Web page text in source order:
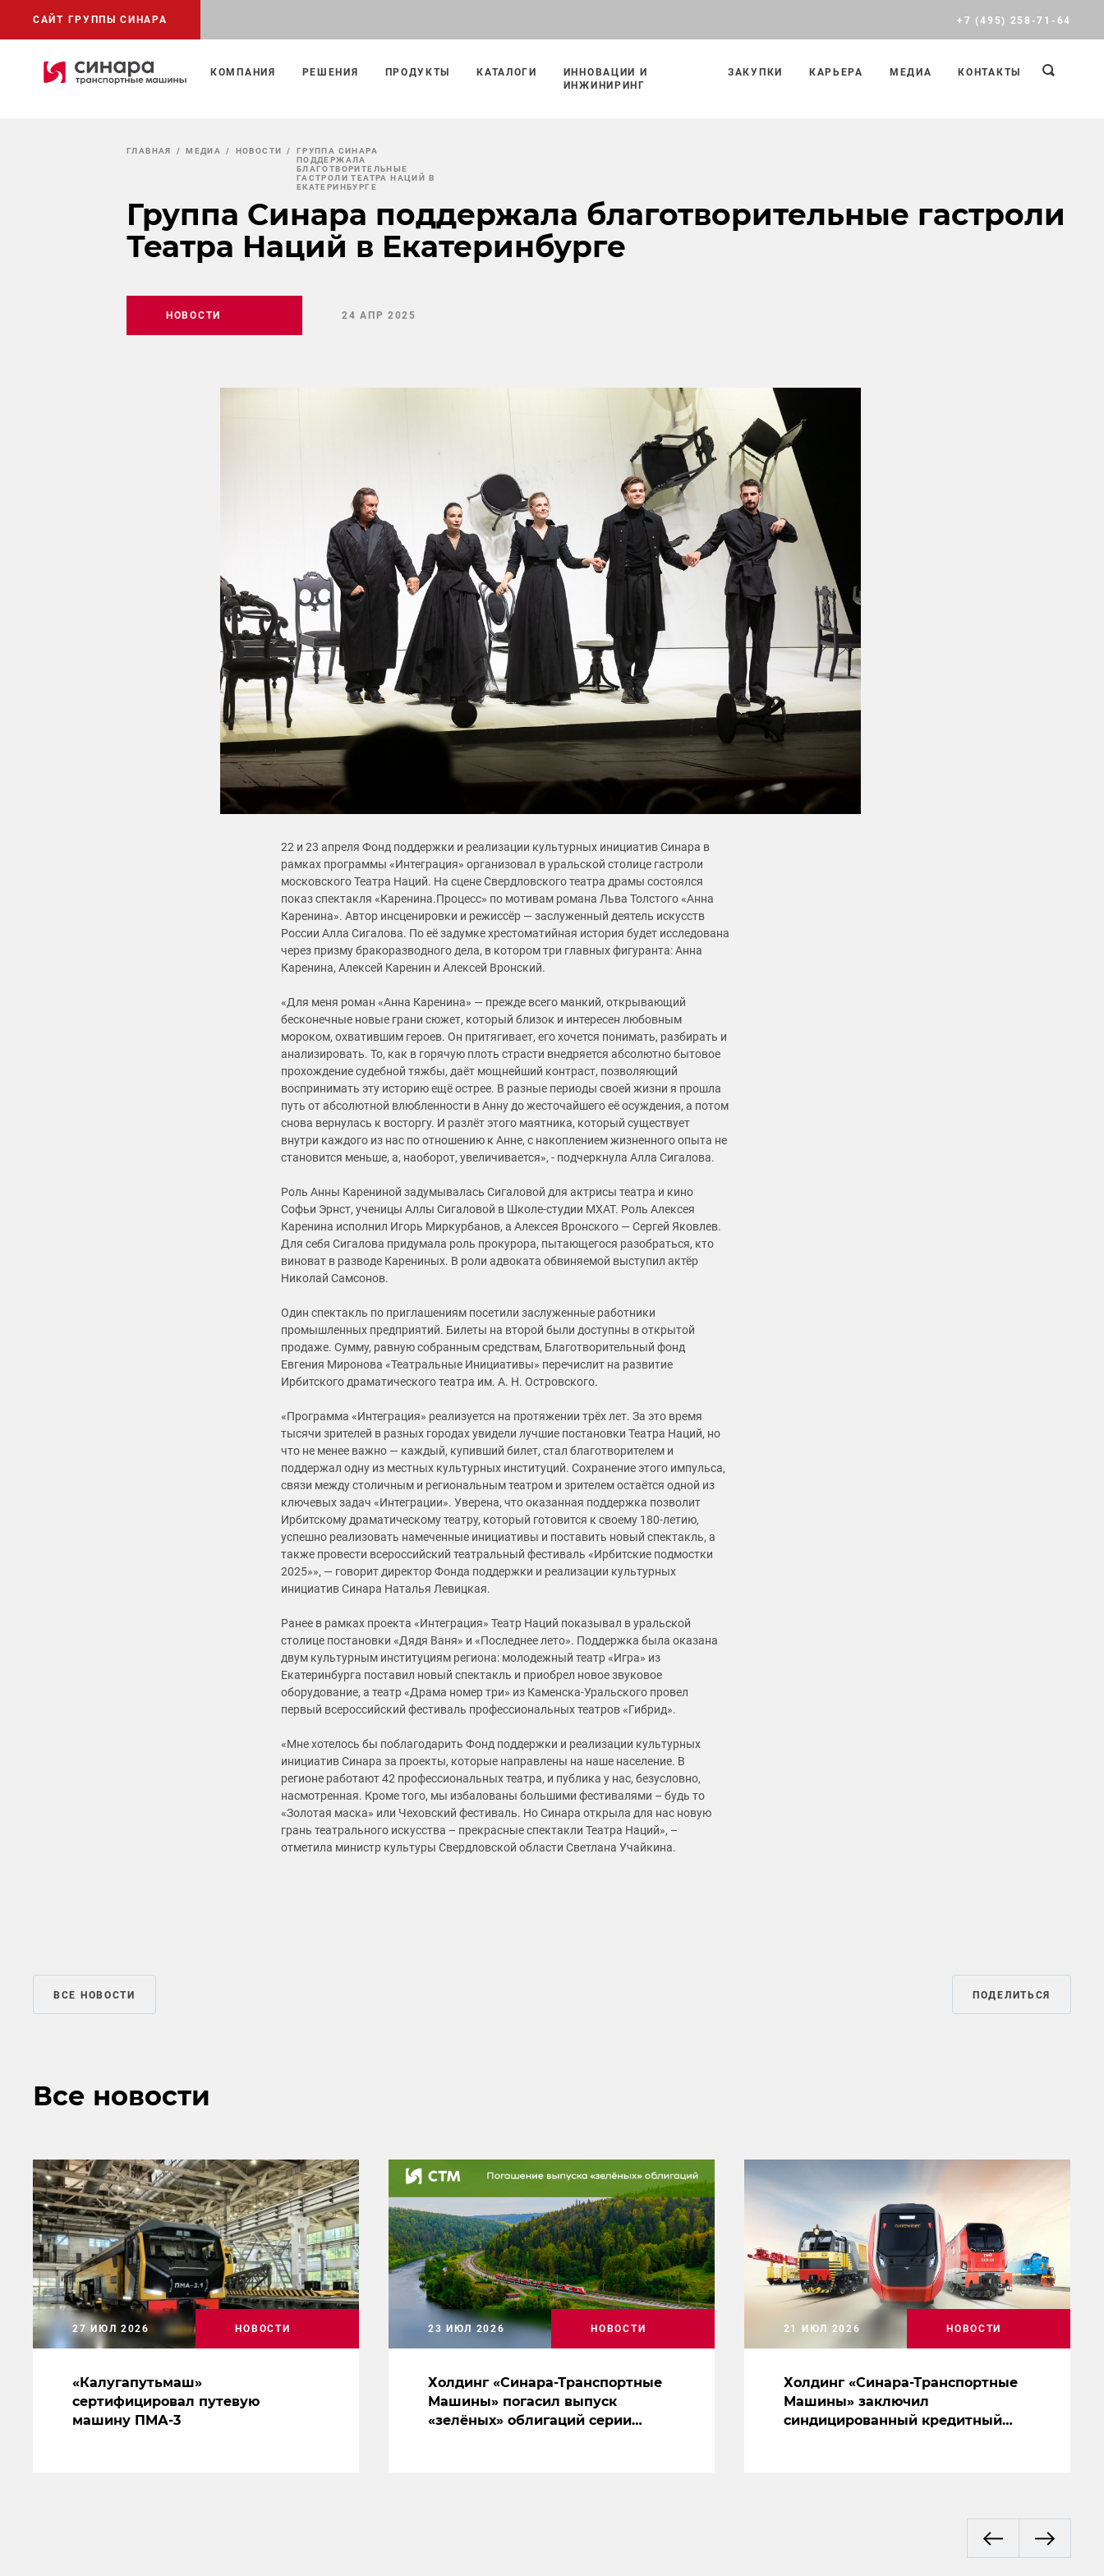
САЙТ ГРУППЫ СИНАРА +7 (495) 258-71-64
КОМПАНИЯ РЕШЕНИЯ ПРОДУКТЫ КАТАЛОГИ
ИННОВАЦИИ И
ИНЖИНИРИНГ
ЗАКУПКИ КАРЬЕРА МЕДИА КОНТАКТЫ
ГЛАВНАЯ МЕДИА НОВОСТИ
ГРУППА СИНАРА
ПОДДЕРЖАЛА
БЛАГОТВОРИТЕЛЬНЫЕ
ГАСТРОЛИ ТЕАТРА НАЦИЙ В
ЕКАТЕРИНБУРГЕ
Группа Синара поддержала благотворительные гастроли
Театра Наций в Екатеринбурге
НОВОСТИ 24 АПР 2025
22 и 23 апреля Фонд поддержки и реализации культурных инициатив Синара в
рамках программы «Интеграция» организовал в уральской столице гастроли
московского Театра Наций. На сцене Свердловского театра драмы состоялся
показ спектакля «Каренина.Процесс» по мотивам романа Льва Толстого «Анна
Каренина». Автор инсценировки и режиссёр — заслуженный деятель искусств
России Алла Сигалова. По её задумке хрестоматийная история будет исследована
через призму бракоразводного дела, в котором три главных фигуранта: Анна
Каренина, Алексей Каренин и Алексей Вронский.
«Для меня роман «Анна Каренина» — прежде всего манкий, открывающий
бесконечные новые грани сюжет, который близок и интересен любовным
мороком, охватившим героев. Он притягивает, его хочется понимать, разбирать и
анализировать. То, как в горячую плоть страсти внедряется абсолютно бытовое
прохождение судебной тяжбы, даёт мощнейший контраст, позволяющий
воспринимать эту историю ещё острее. В разные периоды своей жизни я прошла
путь от абсолютной влюбленности в Анну до жесточайшего её осуждения, а потом
снова вернулась к восторгу. И разлёт этого маятника, который существует
внутри каждого из нас по отношению к Анне, с накоплением жизненного опыта не
становится меньше, а, наоборот, увеличивается», - подчеркнула Алла Сигалова.
Роль Анны Карениной задумывалась Сигаловой для актрисы театра и кино
Софьи Эрнст, ученицы Аллы Сигаловой в Школе-студии МХАТ. Роль Алексея
Каренина исполнил Игорь Миркурбанов, а Алексея Вронского — Сергей Яковлев.
Для себя Сигалова придумала роль прокурора, пытающегося разобраться, кто
виноват в разводе Карениных. В роли адвоката обвиняемой выступил актёр
Николай Самсонов.
Один спектакль по приглашениям посетили заслуженные работники
промышленных предприятий. Билеты на второй были доступны в открытой
продаже. Сумму, равную собранным средствам, Благотворительный фонд
Евгения Миронова «Театральные Инициативы» перечислит на развитие
Ирбитского драматического театра им. А. Н. Островского.
«Программа «Интеграция» реализуется на протяжении трёх лет. За это время
тысячи зрителей в разных городах увидели лучшие постановки Театра Наций, но
что не менее важно — каждый, купивший билет, стал благотворителем и
поддержал одну из местных культурных институций. Сохранение этого импульса,
связи между столичным и региональным театром и зрителем остаётся одной из
ключевых задач «Интеграции». Уверена, что оказанная поддержка позволит
Ирбитскому драматическому театру, который готовится к своему 180-летию,
успешно реализовать намеченные инициативы и поставить новый спектакль, а
также провести всероссийский театральный фестиваль «Ирбитские подмостки
2025»», — говорит директор Фонда поддержки и реализации культурных
инициатив Синара Наталья Левицкая.
Ранее в рамках проекта «Интеграция» Театр Наций показывал в уральской
столице постановки «Дядя Ваня» и «Последнее лето». Поддержка была оказана
двум культурным институциям региона: молодежный театр «Игра» из
Екатеринбурга поставил новый спектакль и приобрел новое звуковое
оборудование, а театр «Драма номер три» из Каменска-Уральского провел
первый всероссийский фестиваль профессиональных театров «Гибрид».
«Мне хотелось бы поблагодарить Фонд поддержки и реализации культурных
инициатив Синара за проекты, которые направлены на наше население. В
регионе работают 42 профессиональных театра, и публика у нас, безусловно,
насмотренная. Кроме того, мы избалованы большими фестивалями – будь то
«Золотая маска» или Чеховский фестиваль. Но Синара открыла для нас новую
грань театрального искусства – прекрасные спектакли Театра Наций», –
отметила министр культуры Свердловской области Светлана Учайкина.
ВСЕ НОВОСТИ ПОДЕЛИТЬСЯ
Все новости
«Калугапутьмаш»
сертифицировал путевую
машину ПМА-3
27 ИЮЛ 2026 НОВОСТИ
Холдинг «Синара-Транспортные
Машины» погасил выпуск
«зелёных» облигаций серии
23 ИЮЛ 2026 НОВОСТИ
Холдинг «Синара-Транспортные
Машины» заключил
синдицированный кредитный
21 ИЮЛ 2026 НОВОСТИ